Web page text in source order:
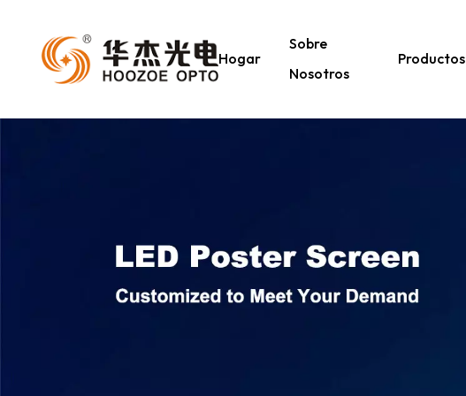
Hogar
Sobre
Nosotros
Productos